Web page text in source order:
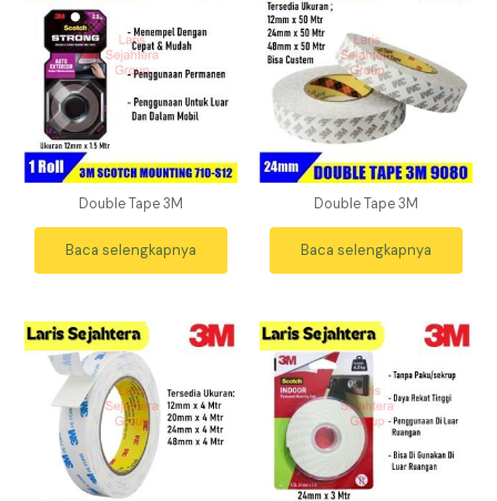
Double Tape 3M
Baca selengkapnya
Double Tape 3M
Baca selengkapnya